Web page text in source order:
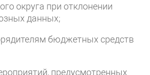
округа при отклонении
данных;
бюджетных средств
предусмотренных